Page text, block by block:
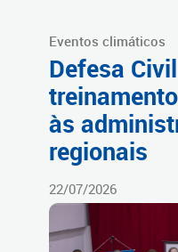
Eventos climáticos
Defesa
às
regionais
22/07/2026